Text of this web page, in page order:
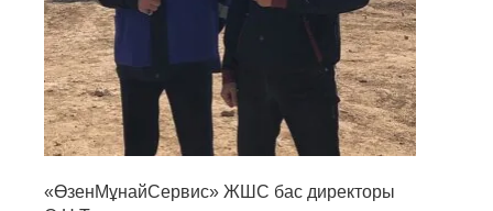
«ӨзенМұнайСервис» ЖШС бас директоры